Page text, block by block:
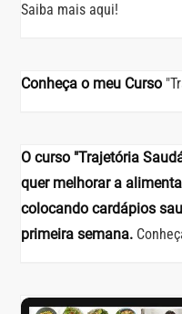
Saiba mais aqui!
Conheça o meu Curso
O curso "Trajetória
quer melhorar a
colocando cardápios
primeira semana.